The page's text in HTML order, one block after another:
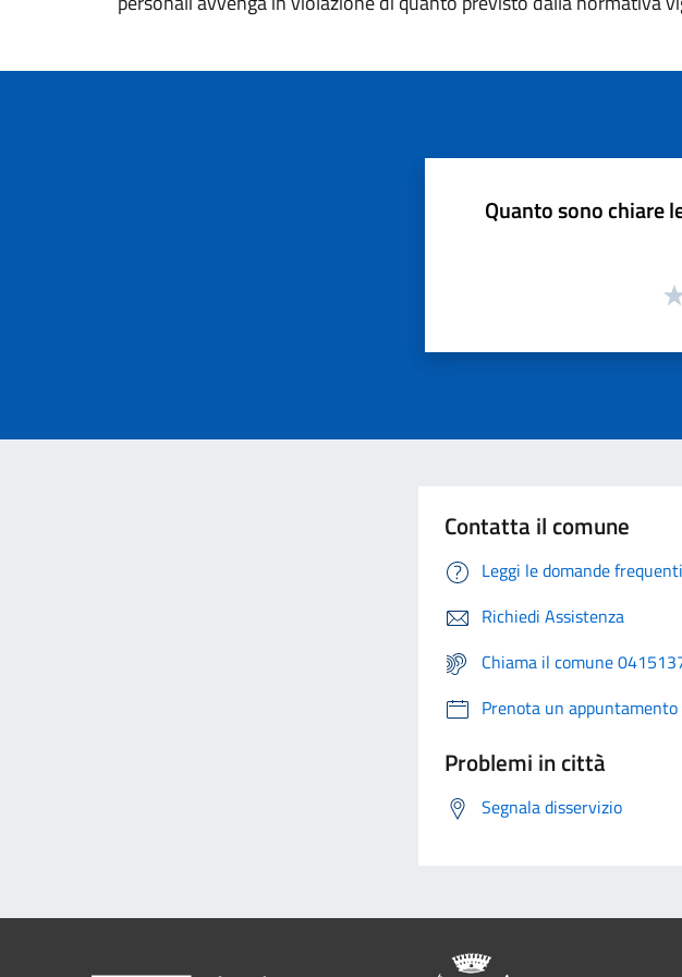
Quanto sono chiare
Contatta il comune
Leggi le domande frequenti
Richiedi Assistenza
Chiama il comune
Prenota un appuntamento
Problemi in città
Segnala disservizio